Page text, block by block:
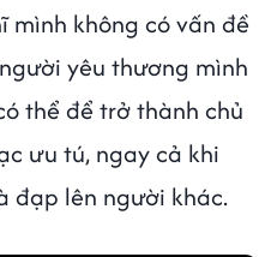
mình không có vấn đề
yêu thương mình
thể để trở thành chủ
ưu tú, ngay cả khi
đạp lên người khác.